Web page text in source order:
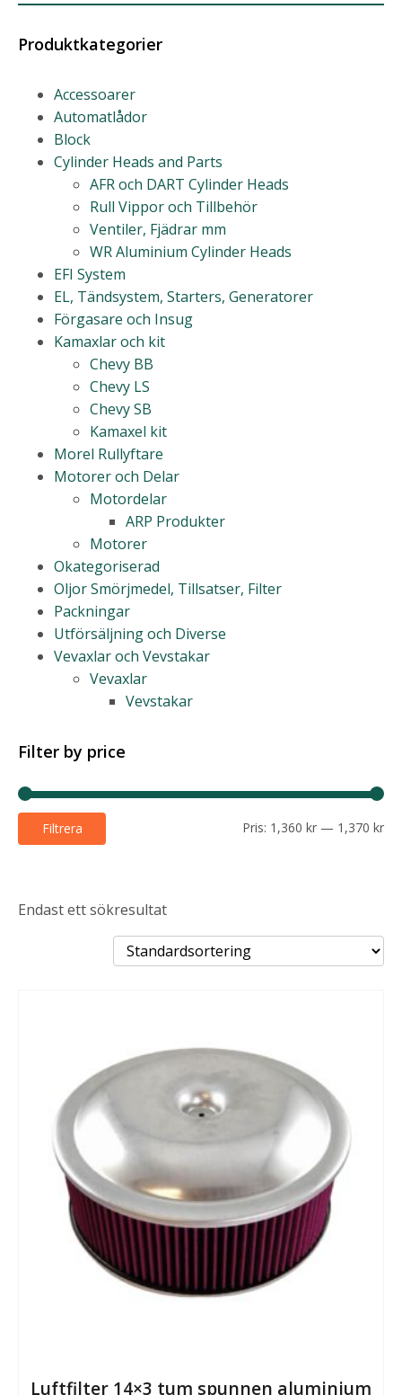
Produktkategorier
Accessoarer
Automatlådor
Block
Cylinder Heads and Parts
AFR och DART Cylinder Heads
Rull Vippor och Tillbehör
Ventiler, Fjädrar mm
WR Aluminium Cylinder Heads
EFI System
EL, Tändsystem, Starters, Generatorer
Förgasare och Insug
Kamaxlar och kit
Chevy BB
Chevy LS
Chevy SB
Kamaxel kit
Morel Rullyftare
Motorer och Delar
Motordelar
ARP Produkter
Motorer
Okategoriserad
Oljor Smörjmedel, Tillsatser, Filter
Packningar
Utförsäljning och Diverse
Vevaxlar och Vevstakar
Vevaxlar
Vevstakar
Filter by price
Filtrera Pris: 1,360 kr — 1,370 kr
Endast ett sökresultat
Luftfilter 14×3 tum spunnen aluminium